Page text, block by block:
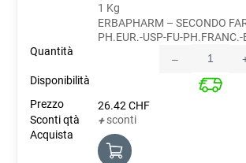
1 Kg
ERBAPHARM – SECONDO
PH.EUR.-USP-FU-
Quantity
–
26.42CHF
+sconti